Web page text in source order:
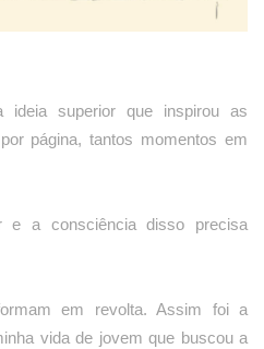
ideia superior que inspirou as
página, tantos momentos em
e a consciência disso precisa
em revolta. Assim foi a
vida de jovem que buscou a